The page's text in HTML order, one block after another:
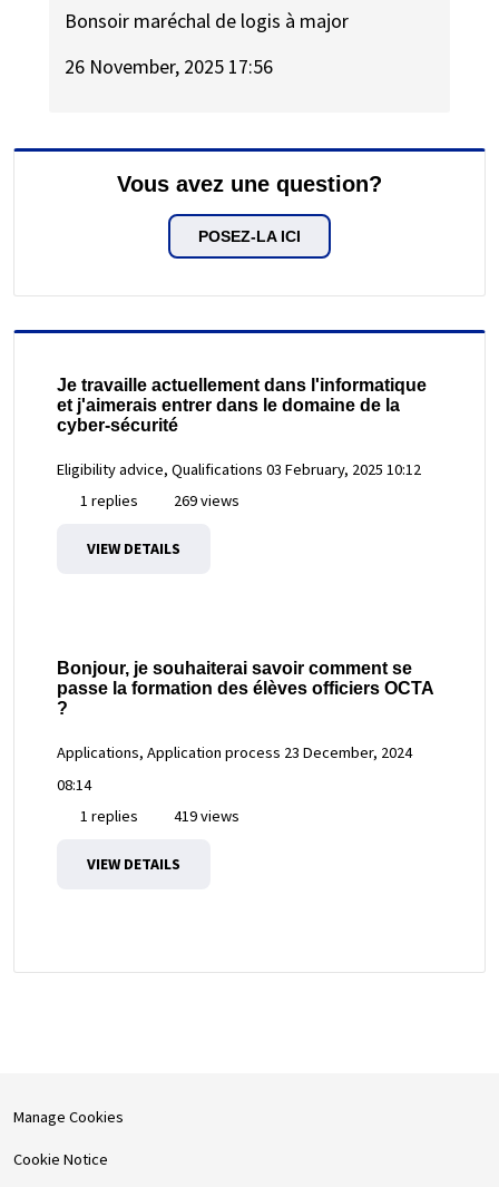
Bonsoir maréchal de logis à major
26 November, 2025 17:56
Vous avez une question?
POSEZ-LA ICI
Je travaille actuellement dans l'informatique
et j'aimerais entrer dans le domaine de la
cyber-sécurité
Eligibility advice, Qualifications 03 February, 2025 10:12
1 replies
269 views
VIEW DETAILS
Bonjour, je souhaiterai savoir comment se
passe la formation des élèves officiers OCTA
?
Applications, Application process 23 December, 2024
08:14
1 replies
419 views
VIEW DETAILS
Manage Cookies
Cookie Notice